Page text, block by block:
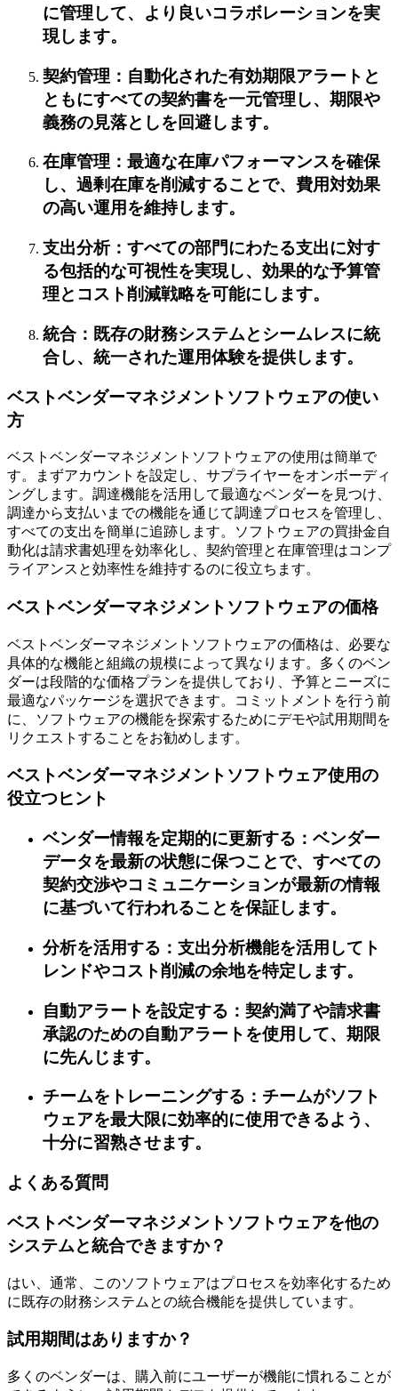
に管理して、より良いコラボレーションを実
現します。
契約管理：自動化された有効期限アラートと
ともにすべての契約書を一元管理し、期限や
義務の見落としを回避します。
在庫管理：最適な在庫パフォーマンスを確保
し、過剰在庫を削減することで、費用対効果
の高い運用を維持します。
支出分析：すべての部門にわたる支出に対す
る包括的な可視性を実現し、効果的な予算管
理とコスト削減戦略を可能にします。
統合：既存の財務システムとシームレスに統
合し、統一された運用体験を提供します。
ベストベンダーマネジメントソフトウェアの使い
方
ベストベンダーマネジメントソフトウェアの使用は簡単で
す。まずアカウントを設定し、サプライヤーをオンボーディ
ングします。調達機能を活用して最適なベンダーを見つけ、
調達から支払いまでの機能を通じて調達プロセスを管理し、
すべての支出を簡単に追跡します。ソフトウェアの買掛金自
動化は請求書処理を効率化し、契約管理と在庫管理はコンプ
ライアンスと効率性を維持するのに役立ちます。
ベストベンダーマネジメントソフトウェアの価格
ベストベンダーマネジメントソフトウェアの価格は、必要な
具体的な機能と組織の規模によって異なります。多くのベン
ダーは段階的な価格プランを提供しており、予算とニーズに
最適なパッケージを選択できます。コミットメントを行う前
に、ソフトウェアの機能を探索するためにデモや試用期間を
リクエストすることをお勧めします。
ベストベンダーマネジメントソフトウェア使用の
役立つヒント
ベンダー情報を定期的に更新する：ベンダー
データを最新の状態に保つことで、すべての
契約交渉やコミュニケーションが最新の情報
に基づいて行われることを保証します。
分析を活用する：支出分析機能を活用してト
レンドやコスト削減の余地を特定します。
自動アラートを設定する：契約満了や請求書
承認のための自動アラートを使用して、期限
に先んじます。
チームをトレーニングする：チームがソフト
ウェアを最大限に効率的に使用できるよう、
十分に習熟させます。
よくある質問
ベストベンダーマネジメントソフトウェアを他の
システムと統合できますか？
はい、通常、このソフトウェアはプロセスを効率化するため
に既存の財務システムとの統合機能を提供しています。
試用期間はありますか？
多くのベンダーは、購入前にユーザーが機能に慣れることが